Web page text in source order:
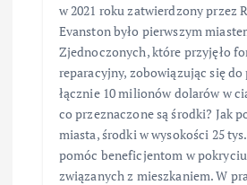
w 2021 roku zatwierdzony przez
Evanston było pierwszym
Zjednoczonych, które przyjęło
reparacyjny, zobowiązując się do
łącznie 10 milionów dolarów w
co przeznaczone są środki? Jak
miasta, środki w wysokości 25
pomóc beneficjentom w
związanych z mieszkaniem. W